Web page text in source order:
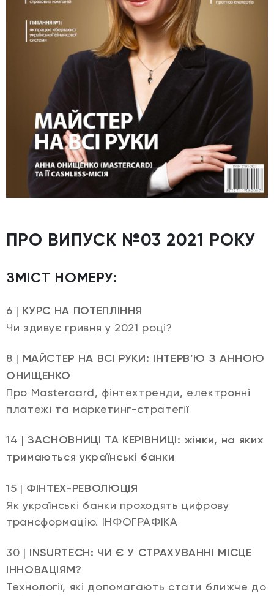
ПРО ВИПУСК №03 2021 РОКУ
ЗМІСТ НОМЕРУ:
6 | КУРС НА ПОТЕПЛІННЯ
Чи здивує гривня у 2021 році?
8 | МАЙСТЕР НА ВСІ РУКИ: ІНТЕРВ’Ю З АННОЮ
ОНИЩЕНКО
Про Mastercard, фінтехтренди, електронні
платежі та маркетинг-стратегії
14 |ЗАСНОВНИЦІ ТА КЕРІВНИЦІ: жінки, на яких
тримаються українські банки
15 | ФІНТЕХ-РЕВОЛЮЦІЯ
Як українські банки проходять цифрову
трансформацію. ІНФОГРАФІКА
30 | INSURTECH: ЧИ Є У СТРАХУВАННІ МІСЦЕ
ІННОВАЦІЯМ?
Технології, які допомагають стати ближче до